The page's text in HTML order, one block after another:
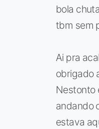
bola
tbm sem
Ai pra
obrigado
Nestonto
andando
estava